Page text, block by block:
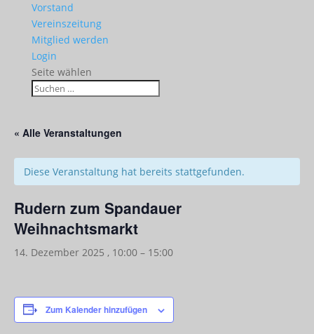
Vorstand
Vereinszeitung
Mitglied werden
Login
Seite wählen
« Alle Veranstaltungen
Diese Veranstaltung hat bereits stattgefunden.
Rudern zum Spandauer
Weihnachtsmarkt
14. Dezember 2025 , 10:00 – 15:00
Zum Kalender hinzufügen